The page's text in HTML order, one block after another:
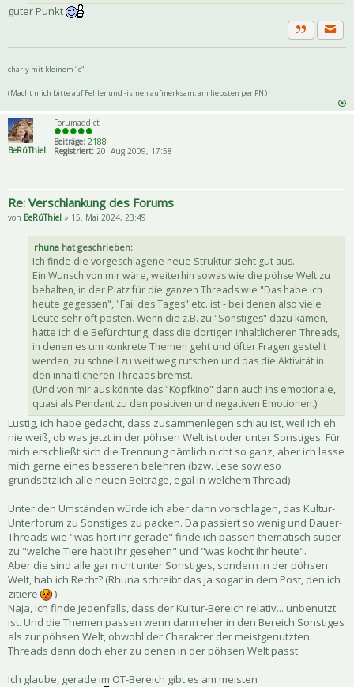
guter Punkt
Zitat
charly mit kleinem "c"
(Macht mich bitte auf Fehler und -ismen aufmerksam, am liebsten per PN.)
BeRúThiel
Forumaddict
Beiträge: 2188
Registriert: 20. Aug 2009, 17:58
Re: Verschlankung des Forums
von BeRúThiel » 15. Mai 2024, 23:49
rhuna hat geschrieben: ↑
Ich finde die vorgeschlagene neue Struktur sieht gut aus.
Ein Wunsch von mir wäre, weiterhin sowas wie die pöhse Welt zu
behalten, in der Platz für die ganzen Threads wie "Das habe ich
heute gegessen", "Fail des Tages" etc. ist - bei denen also viele
Leute sehr oft posten. Wenn die z.B. zu "Sonstiges" dazu kämen,
hätte ich die Befürchtung, dass die dortigen inhaltlicheren Threads,
in denen es um konkrete Themen geht und öfter Fragen gestellt
werden, zu schnell zu weit weg rutschen und das die Aktivität in
den inhaltlicheren Threads bremst.
(Und von mir aus könnte das "Kopfkino" dann auch ins emotionale,
quasi als Pendant zu den positiven und negativen Emotionen.)
Lustig, ich habe gedacht, dass zusammenlegen schlau ist, weil ich eh
nie weiß, ob was jetzt in der pöhsen Welt ist oder unter Sonstiges. Für
mich erschließt sich die Trennung nämlich nicht so ganz, aber ich lasse
mich gerne eines besseren belehren (bzw. Lese sowieso
grundsätzlich alle neuen Beiträge, egal in welchem Thread)
Unter den Umständen würde ich aber dann vorschlagen, das Kultur-
Unterforum zu Sonstiges zu packen. Da passiert so wenig und Dauer-
Threads wie "was hört ihr gerade" finde ich passen thematisch super
zu "welche Tiere habt ihr gesehen" und "was kocht ihr heute".
Aber die sind alle gar nicht unter Sonstiges, sondern in der pöhsen
Welt, hab ich Recht? (Rhuna schreibt das ja sogar in dem Post, den ich
zitiere
)
Naja, ich finde jedenfalls, dass der Kultur-Bereich relativ... unbenutzt
ist. Und die Themen passen wenn dann eher in den Bereich Sonstiges
als zur pöhsen Welt, obwohl der Charakter der meistgenutzten
Threads dann doch eher zu denen in der pöhsen Welt passt.
Ich glaube, gerade im OT-Bereich gibt es am meisten